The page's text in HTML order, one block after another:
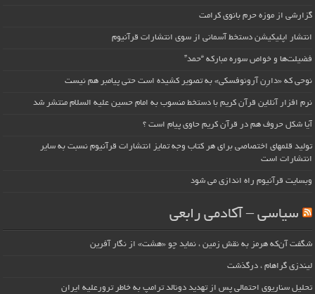
گزارشی از موزه حرم بانوی کرامت
انتشار اپلیکیشن دستخط آسمانی از سوی انتشارات قرآنیوم
فضیلت‌ها و خواص سوره مبارکه “حمد”
نوحی که «دارِن آرونوفسکی» به تصویر کشیده است حتی پیامبر هم نیست
نرم افزار آنلاین قرآن کریم با دستخط منسوب به امام حسین علیه السلام منتشر شد
آیا شکل حروف هم در قرآن کریم حاوی پیام است ؟
تولید قلمهای اختصاصی برای هر کتاب وجه تمایز انتشارات قرآنیوم نسبت به سایر
انتشارات است
وبسایت قرآنیوم راه اندازی می شود
سیاسی – آکادمی رابعی
شگفت آن‌که هرمز به نقش زمین ، نماید چو «هشت» از نگار آفرین
لیندزی گراهام ، درگذشت
تحلیل سناریوی احتمالی پس از تهدید دونالد ترامپ به خاطر ترورعلیه ایران